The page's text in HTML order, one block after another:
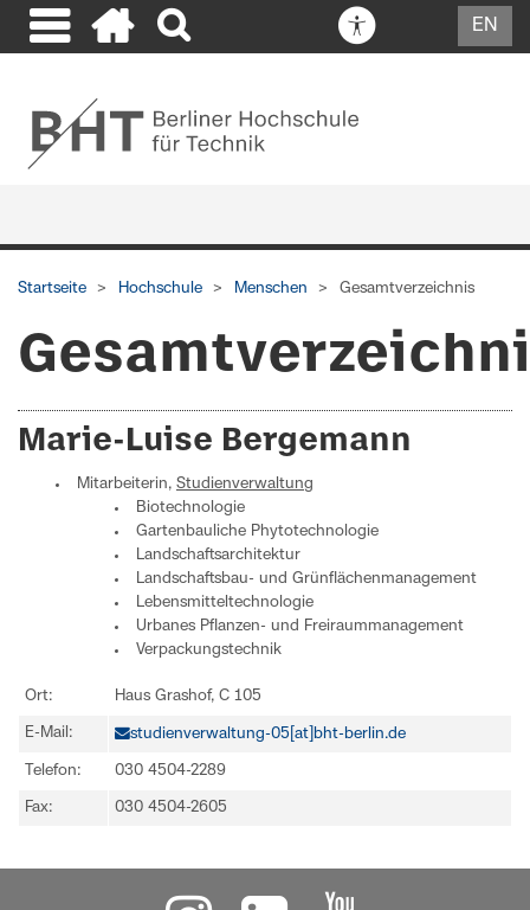
EN
Startseite Hochschule Menschen Gesamtverzeichnis
Marie-Luise Bergemann
Mitarbeiterin, Studienverwaltung
Biotechnologie
Gartenbauliche Phytotechnologie
Landschaftsarchitektur
Landschaftsbau- und Grünflächenmanagement
Lebensmitteltechnologie
Urbanes Pflanzen- und Freiraummanagement
Verpackungstechnik
Ort: Haus Grashof, C 105
E-Mail: studienverwaltung-05[at]bht-berlin.de
Telefon: 030 4504-2289
Fax: 030 4504-2605